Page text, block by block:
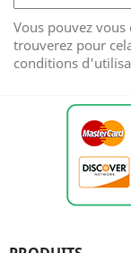
Vous pouvez
trouverez pour
conditions